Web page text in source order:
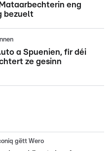
eng
bezuelt
a Spuenien, fir déi
ze gesinn
gëtt Wero